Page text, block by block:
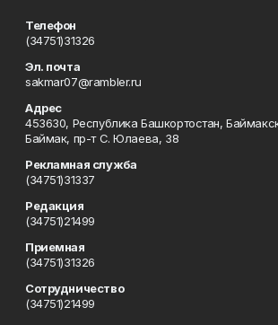
Телефон
(34751)31326
Эл. почта
sakmar07@rambler.ru
Адрес
453630, Республика Башкортостан,
Баймак, пр-т С. Юлаева, 38
Рекламная служба
(34751)31337
Редакция
(34751)21499
Приемная
(34751)31326
Сотрудничество
(34751)21499